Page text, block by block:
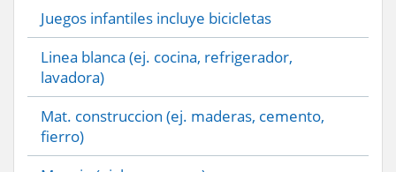
Juegos infantiles incluye bicicletas
Linea blanca (ej. cocina, refrigerador,
lavadora)
Mat. construccion (ej. maderas, cemento,
fierro)